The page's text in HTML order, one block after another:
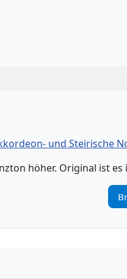
und Steirische
höher. Original ist es